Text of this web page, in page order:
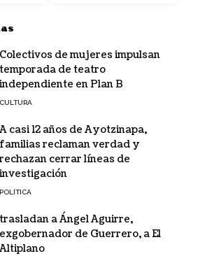
Colectivos de mujeres impulsan
temporada de teatro
independiente en Plan B
CULTURA
A casi 12 años de Ayotzinapa,
familias reclaman verdad y
rechazan cerrar líneas de
investigación
POLÍTICA
trasladan a Ángel Aguirre,
exgobernador de Guerrero, a El
Altiplano